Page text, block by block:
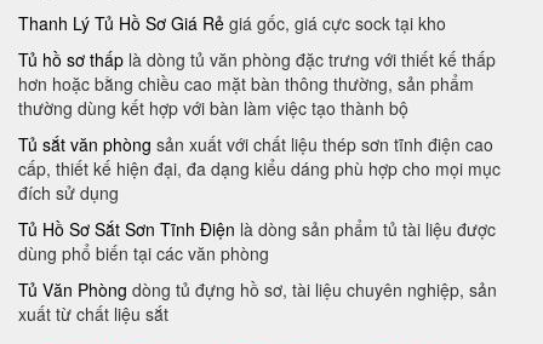
Thanh Lý Tủ Hồ Sơ Giá Rẻ giá gốc, giá cực sock tại kho
Tủ hồ sơ thấp là dòng tủ văn phòng đặc trưng với thiết kế thấp
hơn hoặc bằng chiều cao mặt bàn thông thường, sản phẩm
thường dùng kết hợp với bàn làm việc tạo thành bộ
Tủ sắt văn phòng sản xuất với chất liệu thép sơn tĩnh điện cao
cấp, thiết kế hiện đại, đa dạng kiểu dáng phù hợp cho mọi mục
đích sử dụng
Tủ Hồ Sơ Sắt Sơn Tĩnh Điện là dòng sản phẩm tủ tài liệu được
dùng phổ biến tại các văn phòng
Tủ Văn Phòng dòng tủ đựng hồ sơ, tài liệu chuyên nghiệp, sản
xuất từ chất liệu sắt